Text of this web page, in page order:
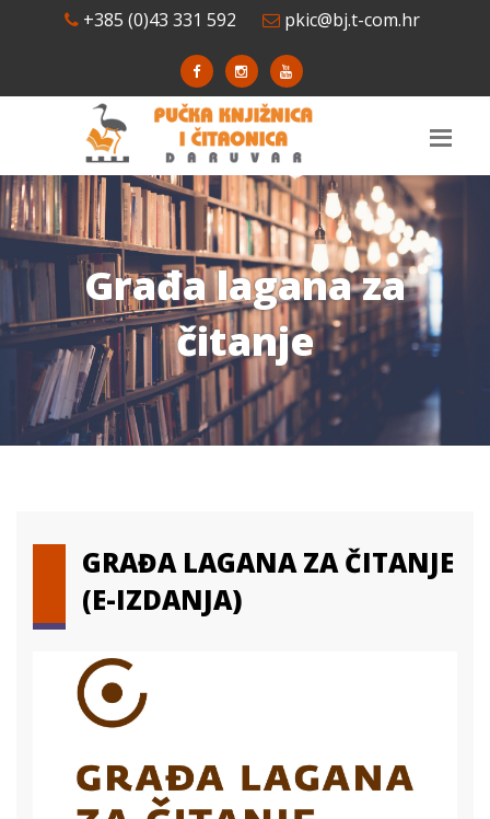
+385 (0)43 331 592 pkic@bj.t-com.hr
Građa lagana za
čitanje
GRAĐA LAGANA ZA ČITANJE
(E-IZDANJA)